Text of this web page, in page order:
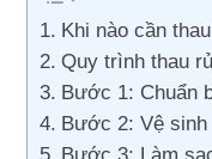
Khi nào cần
Quy trình thau
Bước 1: Chuẩn
Bước 2: Vệ